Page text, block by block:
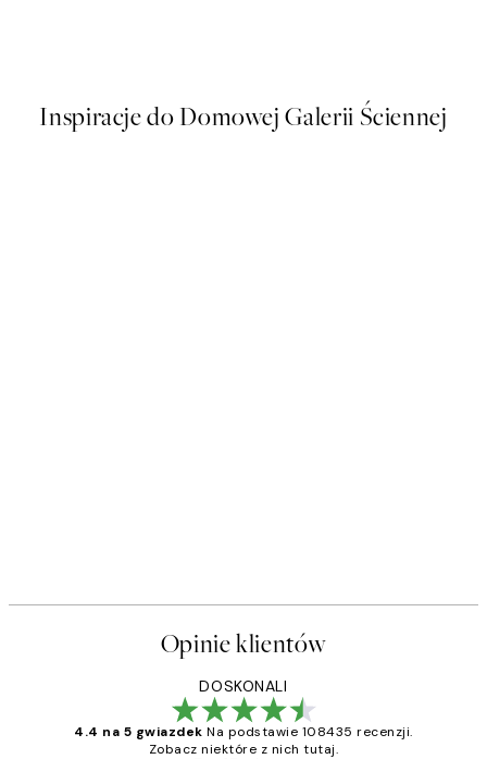
Inspiracje do Domowej Galerii Ściennej
Opinie klientów
DOSKONALI
4.4 na 5 gwiazdek Na podstawie 108435 recenzji.
Zobacz niektóre z nich tutaj.